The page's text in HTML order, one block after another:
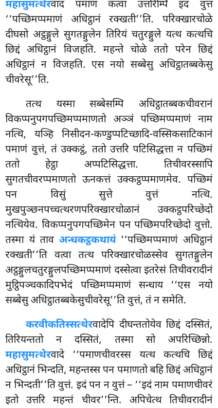
महासुमत्थेरवादं पमाणं कत्वा उत्तरिम्पि इदं वुत्तं
‘‘पच्छिमप्पमाणं अधिट्ठानं रक्खती’’ति. परिक्खारचोळे
दीघसो अट्ठङ्गुले सुगतङ्गुलेन तिरियं चतुरङ्गुले यत्थ कत्थचि
छिद्दं अधिट्ठानं विजहति. महन्ते चोळे ततो परेन छिद्दं
अधिट्ठानं न विजहति. एस नयो सब्बेसु अधिट्ठातब्बकेसु
चीवरेसू’’ति.
तत्थ यस्मा सब्बेसम्पि अधिट्ठातब्बकचीवरानं
विकप्पनुपगपच्छिमप्पमाणतो अञ्ञं पच्छिमप्पमाणं नाम
नत्थि, यञ्हि निसीदन-कण्डुप्पटिच्छादि-वस्सिकसाटिकानं
पमाणं वुत्तं, तं उक्कट्ठं, ततो उत्तरि पटिसिद्धत्ता न पच्छिमं
ततो हेट्ठा अप्पटिसिद्धत्ता. तिचीवरस्सापि
सुगतचीवरप्पमाणतो ऊनकत्तं उक्कट्ठप्पमाणमेव. पच्छिमं
पन विसुं सुत्ते वुत्तं नत्थि.
मुखपुञ्छनपच्चत्थरणपरिक्खारचोळानं उक्कट्ठपरिच्छेदो
नत्थियेव. विकप्पनुपगपच्छिमेन पन पच्छिमपरिच्छेदो वुत्तो.
तस्मा यं तावअन्धकट्ठकथायं‘‘पच्छिमप्पमाणं अधिट्ठानं
रक्खती’’ति वत्वा तत्थ परिक्खारचोळस्सेव सुगतङ्गुलेन
अट्ठङ्गुलचतुरङ्गुलपच्छिमप्पमाणं दस्सेत्वा इतरेसं तिचीवरादीनं
मुट्ठिपञ्चकादिपभेदं पच्छिमप्पमाणं सन्धाय ‘‘एस नयो
सब्बेसु अधिट्ठातब्बकेसुचीवरेसू’’ति वुत्तं, तं न समेति.
करवीकतिस्सत्थेरवादेपि दीघन्ततोयेव छिद्दं दस्सितं,
तिरियन्ततो न दस्सितं, तस्मा सो अपरिच्छिन्नो.
महासुमत्थेरवादे ‘‘पमाणचीवरस्स यत्थ कत्थचि छिद्दं
अधिट्ठानं भिन्दति, महन्तस्स पन पमाणतो बहि छिद्दं अधिट्ठानं
न भिन्दती’’ति वुत्तं. इदं पन न वुत्तं – ‘‘इदं नाम पमाणचीवरं
इतो उत्तरि महन्तं चीवर’’न्ति. अपिचेत्थ तिचीवरादीनं